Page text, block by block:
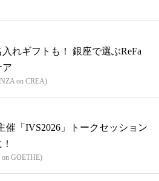
れギフトも！ 銀座で選ぶReFa
ア
on CREA)
催「IVS2026」トークセッション
GOETHE)